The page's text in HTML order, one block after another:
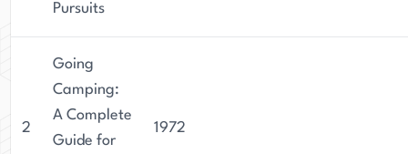
Pursuits
2
Going
Camping:
A Complete
Guide for
1972